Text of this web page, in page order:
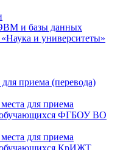
и базы данных
и университеты»
приема (перевода)
для приема
обучающихся ФГБОУ ВО
для приема
обучающихся КрИЖТ